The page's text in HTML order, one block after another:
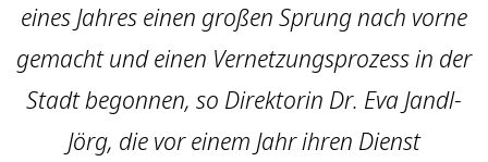
eines Jahres einen großen Sprung nach vorne
gemacht und einen Vernetzungsprozess in der
Stadt begonnen, so Direktorin Dr. Eva Jandl-
Jörg, die vor einem Jahr ihren Dienst